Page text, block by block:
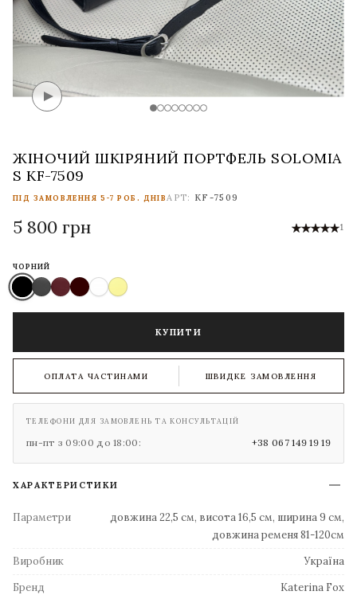
ЖІНОЧИЙ ШКІРЯНИЙ ПОРТФЕЛЬ SOLOMIA
S KF-7509
ПІД ЗАМОВЛЕННЯ 5-7 РОБ. ДНІВ АРТ: KF-7509
5 800 грн 1
ЧОРНИЙ
КУПИТИ
ОПЛАТА ЧАСТИНАМИ ШВИДКЕ ЗАМОВЛЕННЯ
ТЕЛЕФОНИ ДЛЯ ЗАМОВЛЕНЬ ТА КОНСУЛЬТАЦІЙ
пн-пт з 09:00 до 18:00: +38 067 149 19 19
ХАРАКТЕРИСТИКИ
Параметри
довжина 22,5 см, висота 16,5 см, ширина 9 см,
довжина ременя 81-120см
Виробник
Україна
Бренд
Katerina Fox